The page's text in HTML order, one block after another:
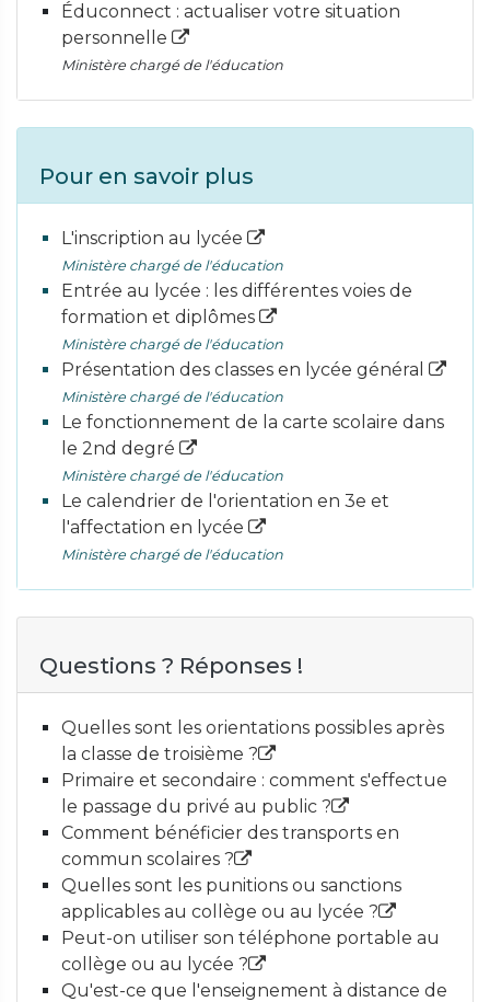
Éduconnect : actualiser votre situation
personnelle
Ministère chargé de l'éducation
Pour en savoir plus
L'inscription au lycée
Ministère chargé de l'éducation
Entrée au lycée : les différentes voies de
formation et diplômes
Ministère chargé de l'éducation
Présentation des classes en lycée général
Ministère chargé de l'éducation
Le fonctionnement de la carte scolaire dans
le 2nd degré
Ministère chargé de l'éducation
Le calendrier de l'orientation en 3e et
l'affectation en lycée
Ministère chargé de l'éducation
Questions ? Réponses !
Quelles sont les orientations possibles après
la classe de troisième ?
Primaire et secondaire : comment s'effectue
le passage du privé au public ?
Comment bénéficier des transports en
commun scolaires ?
Quelles sont les punitions ou sanctions
applicables au collège ou au lycée ?
Peut-on utiliser son téléphone portable au
collège ou au lycée ?
Qu'est-ce que l'enseignement à distance de